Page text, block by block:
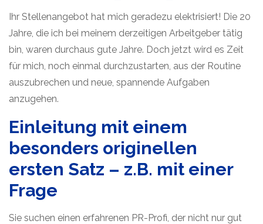
Ihr Stellenangebot hat mich geradezu elektrisiert! Die 20
Jahre, die ich bei meinem derzeitigen Arbeitgeber tätig
bin, waren durchaus gute Jahre. Doch jetzt wird es Zeit
für mich, noch einmal durchzustarten, aus der Routine
auszubrechen und neue, spannende Aufgaben
anzugehen.
Einleitung mit einem
besonders originellen
ersten Satz – z.B. mit einer
Frage
Sie suchen einen erfahrenen PR-Profi, der nicht nur gut